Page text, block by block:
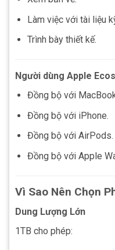
Làm việc với tài liệu
Trình bày thiết kế.
Người dùng Apple
Đồng bộ với
Đồng bộ với iPhone.
Đồng bộ với AirPods.
Đồng bộ với Apple
Vì Sao Nên Chọn
Dung Lượng Lớn
1TB cho phép: